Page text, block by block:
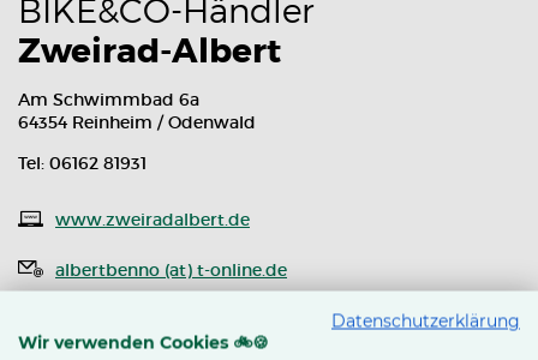
BIKE&CO-Händler
Zweirad-Albert
Am Schwimmbad 6a
64354 Reinheim / Odenwald
Tel: 06162 81931
www.zweiradalbert.de
albertbenno (at) t-online.de
Datenschutzerklärung
Wir verwenden Cookies 🚲🍪